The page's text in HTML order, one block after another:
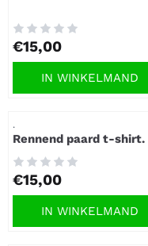
Prijs: 15,00
€15,00
IN WINKELMAND
Artikelnummer
.
Rennend paard t-shirt.
Prijs: 15,00
€15,00
IN WINKELMAND